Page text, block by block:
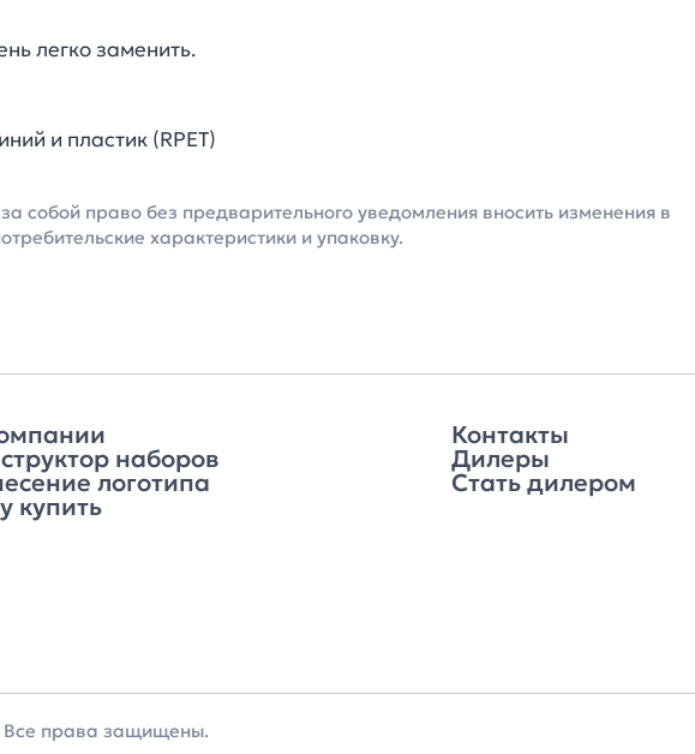
легко заменить.
и пластик (RPET)
собой право без предварительного уведомления вносить изменения в
характеристики и упаковку.
наборов
логотипа
купить
Контакты
Дилеры
Стать дилером
Все права защищены.